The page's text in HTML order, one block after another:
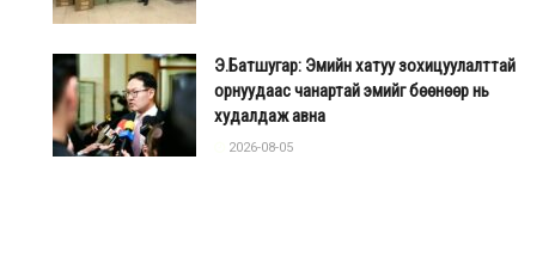
Э.Батшугар: Эмийн хатуу зохицуулалттай
орнуудаас чанартай эмийг бөөнөөр нь
худалдаж авна
2026-08-05